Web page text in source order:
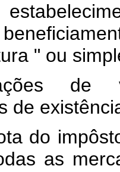
" ou
de
de
do
as